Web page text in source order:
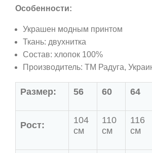
Особенности:
Украшен модным принтом
Ткань: двухнитка
Состав: хлопок 100%
Производитель: ТМ Радуга,
Размер: 56 60 64
Рост:
104
см
110
см
116
см